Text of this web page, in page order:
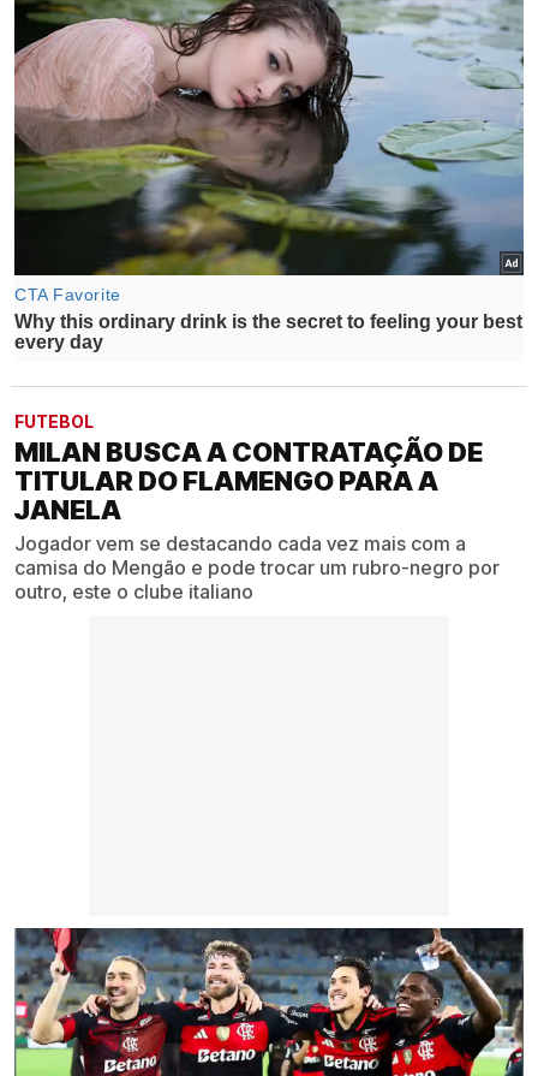
FUTEBOL
MILAN BUSCA A CONTRATAÇÃO DE
TITULAR DO FLAMENGO PARA A
JANELA
Jogador vem se destacando cada vez mais com a
camisa do Mengão e pode trocar um rubro-negro por
outro, este o clube italiano